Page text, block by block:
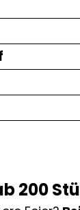
200